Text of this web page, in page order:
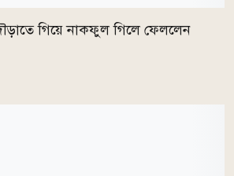
গিয়ে নাকফুল গিলে ফেললেন